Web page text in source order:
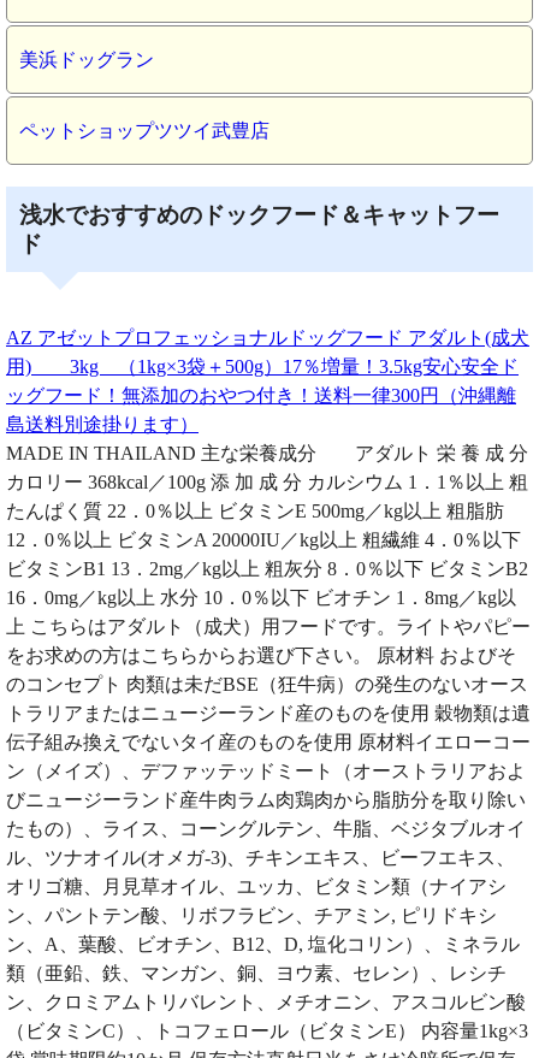
美浜ドッグラン
ペットショップツツイ武豊店
浅水でおすすめのドックフード＆キャットフー
ド
AZ アゼットプロフェッショナルドッグフード アダルト(成犬
用) 3kg （1kg×3袋＋500g）17％増量！3.5kg安心安全ド
ッグフード！無添加のおやつ付き！送料一律300円（沖縄離
島送料別途掛ります）
MADE IN THAILAND 主な栄養成分 アダルト 栄 養 成 分
カロリー 368kcal／100g 添 加 成 分 カルシウム 1．1％以上 粗
たんぱく質 22．0％以上 ビタミンE 500mg／kg以上 粗脂肪
12．0％以上 ビタミンA 20000IU／kg以上 粗繊維 4．0％以下
ビタミンB1 13．2mg／kg以上 粗灰分 8．0％以下 ビタミンB2
16．0mg／kg以上 水分 10．0％以下 ビオチン 1．8mg／kg以
上 こちらはアダルト（成犬）用フードです。ライトやパピー
をお求めの方はこちらからお選び下さい。 原材料 およびそ
のコンセプト 肉類は未だBSE（狂牛病）の発生のないオース
トラリアまたはニュージーランド産のものを使用 穀物類は遺
伝子組み換えでないタイ産のものを使用 原材料イエローコー
ン（メイズ）、デファッテッドミート（オーストラリアおよ
びニュージーランド産牛肉ラム肉鶏肉から脂肪分を取り除い
たもの）、ライス、コーングルテン、牛脂、ベジタブルオイ
ル、ツナオイル(オメガ-3)、チキンエキス、ビーフエキス、
オリゴ糖、月見草オイル、ユッカ、ビタミン類（ナイアシ
ン、パントテン酸、リボフラビン、チアミン, ピリドキシ
ン、A、葉酸、ビオチン、B12、D, 塩化コリン）、ミネラル
類（亜鉛、鉄、マンガン、銅、ヨウ素、セレン）、レシチ
ン、クロミアムトリバレント、メチオニン、アスコルビン酸
（ビタミンC）、トコフェロール（ビタミンE） 内容量1kg×3